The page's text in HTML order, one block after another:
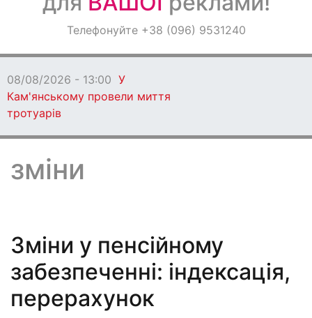
ОголошенняТелефонуйте +38 (096) 9531240
08/08/2026 - 13:00 У
Кам'янському провели миття
тротуарів
зміни
Зміни у пенсійному
забезпеченні: індексація,
перерахунок